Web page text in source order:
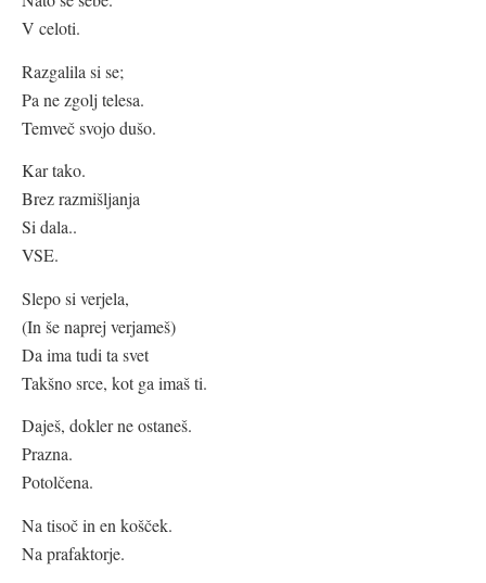
V celoti.
Razgalila si se;
Pa ne zgolj telesa.
Temveč svojo dušo.
Kar tako.
Brez razmišljanja
Si dala..
VSE.
Slepo si verjela,
(In še naprej verjameš)
Da ima tudi ta svet
Takšno srce, kot ga imaš ti.
Daješ, dokler ne ostaneš.
Prazna.
Potolčena.
Na tisoč in en košček.
Na prafaktorje.